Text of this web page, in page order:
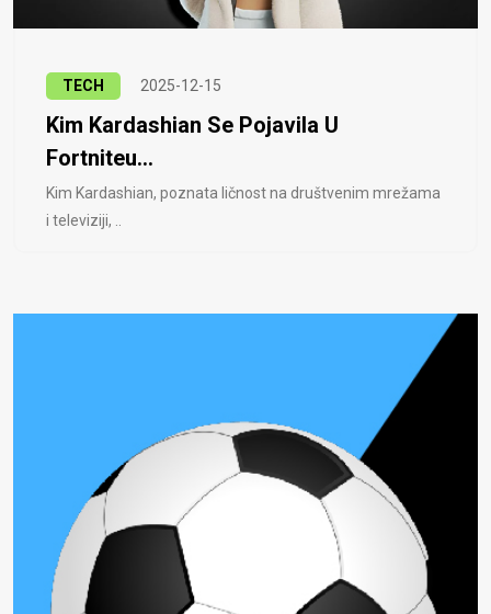
TECH 2025-12-15
Kim Kardashian Se Pojavila U
Fortniteu...
Kim Kardashian, poznata ličnost na društvenim mrežama
i televiziji, ..